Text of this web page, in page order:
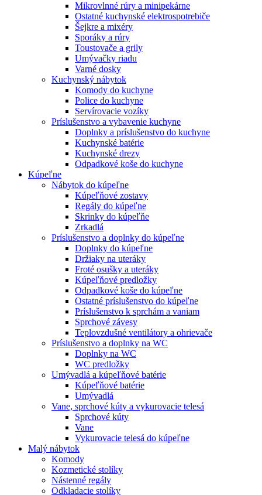
Mikrovlnné rúry a minipekárne
Ostatné kuchynské elektrospotrebiče
Šejkre a mixéry
Sporáky a rúry
Toustovače a grily
Umývačky riadu
Varné dosky
Kuchynský nábytok
Komody do kuchyne
Police do kuchyne
Servírovacie vozíky
Príslušenstvo a vybavenie kuchyne
Doplnky a príslušenstvo do kuchyne
Kuchynské batérie
Kuchynské drezy
Odpadkové koše do kuchyne
Kúpeľne
Nábytok do kúpeľne
Kúpeľňové zostavy
Regály do kúpeľne
Skrinky do kúpeľňe
Zrkadlá
Príslušenstvo a doplnky do kúpeľne
Doplnky do kúpeľne
Držiaky na uteráky
Froté osušky a uteráky
Kúpeľňové predložky
Odpadkové koše do kúpeľne
Ostatné príslušenstvo do kúpeľne
Príslušenstvo k sprchám a vaniam
Sprchové závesy
Teplovzdušné ventilátory a ohrievače
Príslušenstvo a doplnky na WC
Doplnky na WC
WC predložky
Umývadlá a kúpeľňové batérie
Kúpeľňové batérie
Umývadlá
Vane, sprchové kúty a vykurovacie telesá
Sprchové kúty
Vane
Vykurovacie telesá do kúpeľne
Malý nábytok
Komody
Kozmetické stolíky
Nástenné regály
Odkladacie stolíky